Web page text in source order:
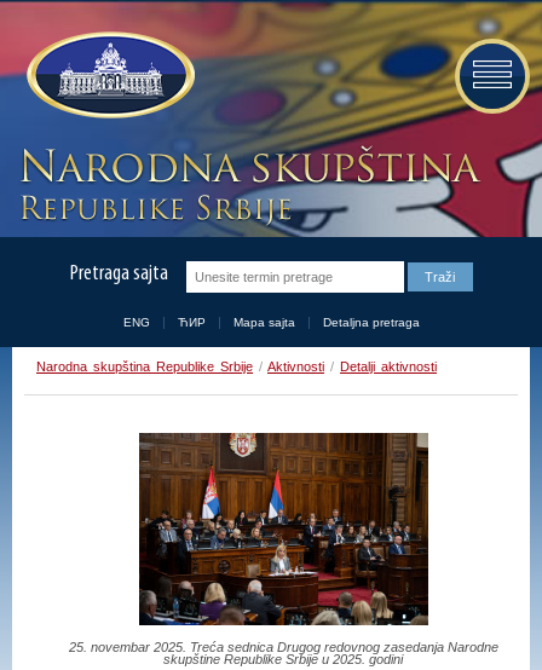
Pretraga sajta
ENG ЋИР Mapa sajta Detaljna pretraga
Narodna skupština Republike Srbije / Aktivnosti / Detalji aktivnosti
25. novembar 2025. Treća sednica Drugog redovnog zasedanja Narodne
skupštine Republike Srbije u 2025. godini